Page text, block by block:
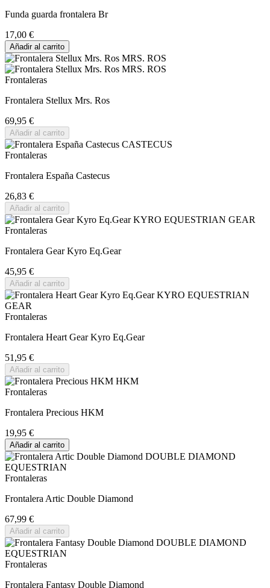
Funda guarda frontalera Br
17,00 €
Añadir al carrito
Frontaleras
Frontalera Stellux Mrs. Ros
69,95 €
Añadir al carrito
Frontaleras
Frontalera España Castecus
26,83 €
Añadir al carrito
Frontaleras
Frontalera Gear Kyro Eq.Gear
45,95 €
Añadir al carrito
Frontaleras
Frontalera Heart Gear Kyro Eq.Gear
51,95 €
Añadir al carrito
Frontaleras
Frontalera Precious HKM
19,95 €
Añadir al carrito
Frontaleras
Frontalera Artic Double Diamond
67,99 €
Añadir al carrito
Frontaleras
Frontalera Fantasy Double Diamond